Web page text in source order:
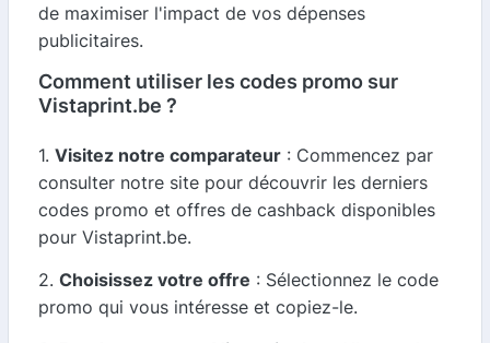
de maximiser l'impact de vos dépenses
publicitaires.
Comment utiliser les codes promo sur
Vistaprint.be ?
1. Visitez notre comparateur : Commencez par
consulter notre site pour découvrir les derniers
codes promo et offres de cashback disponibles
pour Vistaprint.be.
2. Choisissez votre offre : Sélectionnez le code
promo qui vous intéresse et copiez-le.